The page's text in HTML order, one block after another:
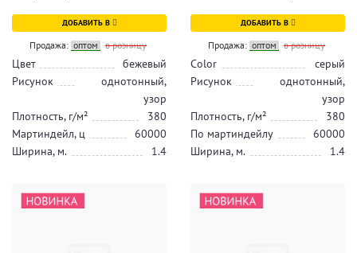
ДОБАВИТЬ В
Продажа: оптом в розницу
Цвет
бежевый
Рисунок
однотонный,
узор
Плотность, г/м²
380
Мартиндейл, ц
60000
Ширина, м.
1.4
ДОБАВИТЬ В
Продажа: оптом в розницу
Color
серый
Рисунок
однотонный,
узор
Плотность, г/м²
380
По мартиндейлу
60000
Ширина, м.
1.4